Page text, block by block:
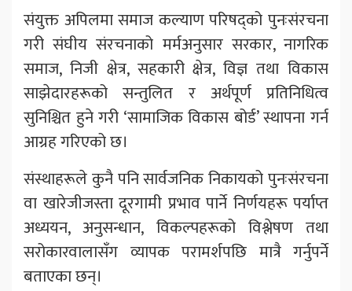
संयुक्त अपिलमा समाज कल्याण परिषद्को पुनःसंरचना
गरी संघीय संरचनाको मर्मअनुसार सरकार, नागरिक
समाज, निजी क्षेत्र, सहकारी क्षेत्र, विज्ञ तथा विकास
साझेदारहरूको सन्तुलित र अर्थपूर्ण प्रतिनिधित्व
सुनिश्चित हुने गरी ‘सामाजिक विकास बोर्ड’ स्थापना गर्न
आग्रह गरिएको छ।
संस्थाहरूले कुनै पनि सार्वजनिक निकायको पुनःसंरचना
वा खारेजीजस्ता दूरगामी प्रभाव पार्ने निर्णयहरू पर्याप्त
अध्ययन, अनुसन्धान, विकल्पहरूको विश्लेषण तथा
सरोकारवालासँग व्यापक परामर्शपछि मात्रै गर्नुपर्ने
बताएका छन्।